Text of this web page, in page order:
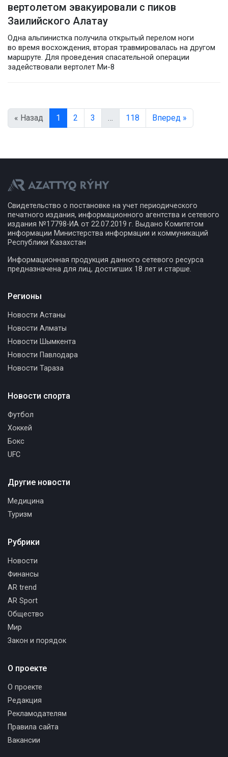
вертолетом эвакуировали с пиков
Заилийского Алатау
Одна альпинистка получила открытый перелом ноги
во время восхождения, вторая травмировалась на другом
маршруте. Для проведения спасательной операции
задействовали вертолет Ми-8
« Назад 1 2 3 118 Вперед »
Свидетельство о постановке на учет периодического
печатного издания, информационного агентства и сетевого
издания №17798-ИА от 22.07.2019 г. Выдано Комитетом
информации Министерства информации и коммуникаций
Республики Казахстан
Информационная продукция данного сетевого ресурса
предназначена для лиц, достигших 18 лет и старше.
Регионы
Новости Астаны
Новости Алматы
Новости Шымкента
Новости Павлодара
Новости Тараза
Новости спорта
Футбол
Хоккей
Бокс
UFC
Другие новости
Медицина
Туризм
Рубрики
Новости
Финансы
AR trend
AR Sport
Общество
Мир
Закон и порядок
О проекте
О проекте
Редакция
Рекламодателям
Правила сайта
Вакансии